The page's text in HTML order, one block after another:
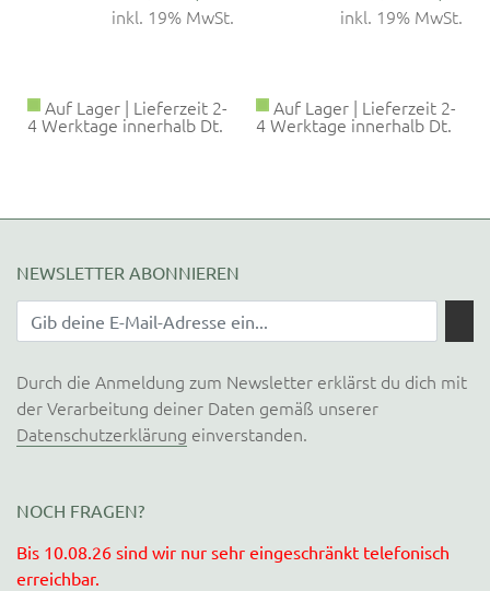
inkl. 19% MwSt.
Auf Lager | Lieferzeit 2-
4 Werktage innerhalb Dt.
inkl. 19% MwSt.
Auf Lager | Lieferzeit 2-
4 Werktage innerhalb Dt.
NEWSLETTER ABONNIEREN
Durch die Anmeldung zum Newsletter erklärst du dich mit
der Verarbeitung deiner Daten gemäß unserer
Datenschutzerklärung einverstanden.
NOCH FRAGEN?
Bis 10.08.26 sind wir nur sehr eingeschränkt telefonisch
erreichbar.